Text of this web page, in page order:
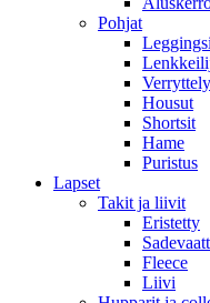
Pohjat
Housut
Shortsit
Hame
Puristus
Lapset
Takit ja liivit
Eristetty
Fleece
Liivi